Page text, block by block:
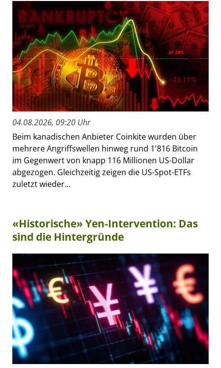
04.08.2026, 09:20 Uhr
Beim kanadischen Anbieter Coinkite wurden über
mehrere Angriffswellen hinweg rund 1'816 Bitcoin
im Gegenwert von knapp 116 Millionen US-Dollar
abgezogen. Gleichzeitig zeigen die US-Spot-ETFs
zuletzt wieder...
«Historische» Yen-Intervention: Das
sind die Hintergründe